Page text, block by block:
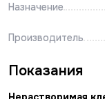
Назначение
Производитель
Показания